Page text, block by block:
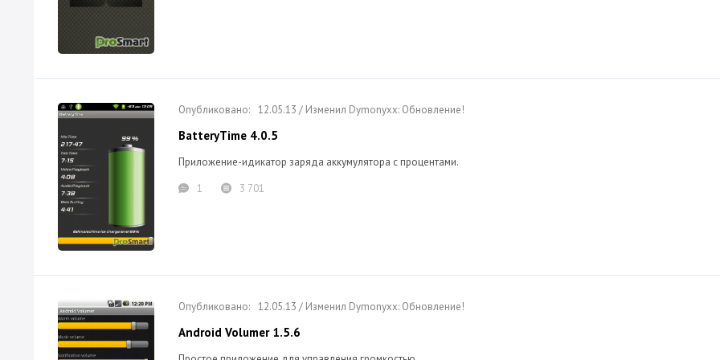
12.05.13 / Изменил Dymonyxx: Обновление!
BatteryTime 4.0.5
Приложение-идикатор заряда аккумулятора с процентами.
1
3 701
12.05.13 / Изменил Dymonyxx: Обновление!
Android Volumer 1.5.6